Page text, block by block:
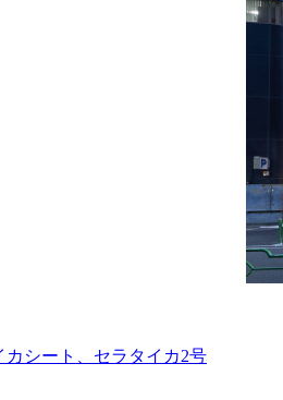
シート、セラタイカ2号